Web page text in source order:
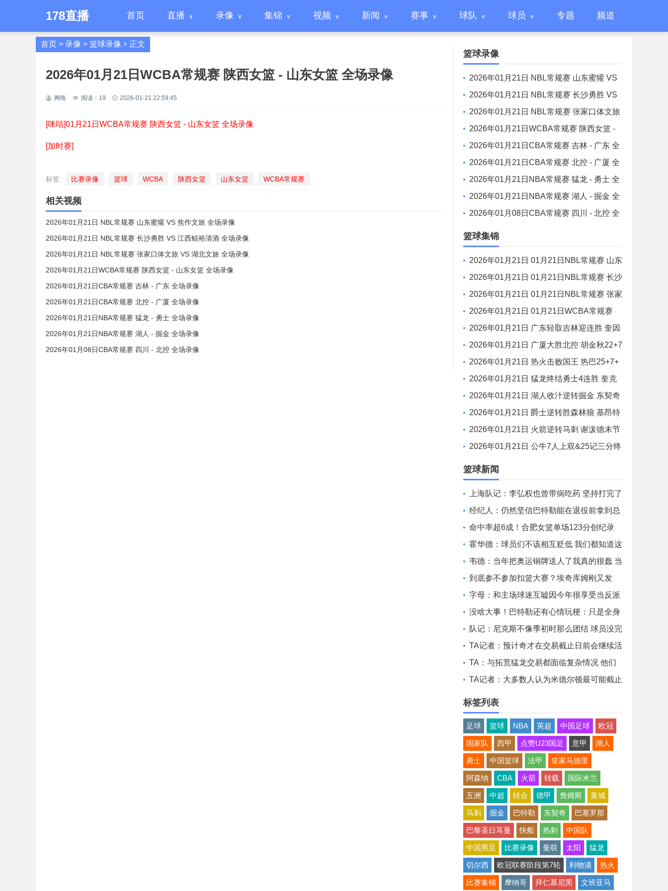
178直播 首页 直播 录像 集锦 视频 新闻 赛事 球队 球员 专题 频道
首页 > 录像 > 篮球录像 正文
2026年01月21日WCBA常规赛 陕西女篮 - 山东女篮 全场录像
网络 阅读： 19 2026-01-21 22:59:45
[咪咕]01月21日WCBA常规赛 陕西女篮 - 山东女篮 全场录像
[加时赛]
标签: 比赛录像 篮球 WCBA 陕西女篮 山东女篮 WCBA常规赛
相关视频
2026年01月21日 NBL常规赛 山东蜜獾 VS 焦作文旅 全场录像
2026年01月21日 NBL常规赛 长沙勇胜 VS 江西鲸裕清酒 全场录像
2026年01月21日 NBL常规赛 张家口体文旅 VS 湖北文旅 全场录像
2026年01月21日WCBA常规赛 陕西女篮 - 山东女篮 全场录像
2026年01月21日CBA常规赛 吉林 - 广东 全场录像
2026年01月21日CBA常规赛 北控 - 广厦 全场录像
2026年01月21日NBA常规赛 猛龙 - 勇士 全场录像
2026年01月21日NBA常规赛 湖人 - 掘金 全场录像
2026年01月08日CBA常规赛 四川 - 北控 全场录像
篮球录像
2026年01月21日 NBL常规赛 山东蜜獾 VS
焦作文旅 全场录像
2026年01月21日 NBL常规赛 长沙勇胜 VS
江西鲸裕清酒 全场录像
2026年01月21日 NBL常规赛 张家口体文旅
VS 湖北文旅 全场录像
2026年01月21日WCBA常规赛 陕西女篮 -
山东女篮 全场录像
2026年01月21日CBA常规赛 吉林 - 广东 全
场录像
2026年01月21日CBA常规赛 北控 - 广厦 全
场录像
2026年01月21日NBA常规赛 猛龙 - 勇士 全
场录像
2026年01月21日NBA常规赛 湖人 - 掘金 全
场录像
2026年01月08日CBA常规赛 四川 - 北控 全
场录像
篮球集锦
2026年01月21日 01月21日NBL常规赛 山东
蜜獾 94 - 101 焦作文旅 全场集锦
2026年01月21日 01月21日NBL常规赛 长沙
勇胜 96 - 108 江西鲸裕清酒 全场集锦
2026年01月21日 01月21日NBL常规赛 张家
口体文旅 75 - 97 湖北文旅 全场集锦
2026年01月21日 01月21日WCBA常规赛
陕西女篮 77 - 103 山东女篮 全场集锦
2026年01月21日 广东轻取吉林迎连胜 奎因
42+7+8 徐杰15+6 姜伟泽27分
2026年01月21日 广厦大胜北控 胡金秋22+7
布朗26+6 廖三宁9中3
2026年01月21日 热火击败国王 热巴25+7+
5 威少22+6+6失误 德罗赞两度引冲突
2026年01月21日 猛龙终结勇士4连胜 奎克
利平最高40分 库里16中6 库明加20分
2026年01月21日 湖人收汁逆转掘金 东契奇
38+13+10 老詹准三双 穆雷下半场2分
2026年01月21日 爵士逆转胜森林狼 基昂特
·乔治生涯新高43分 爱德华兹38+8
2026年01月21日 火箭逆转马刺 谢泼德末节
12分 申京准三双&KD18+7 文班21中5
2026年01月21日 公牛7人上双&25记三分终
结快船6连胜 哈登25中9 科林斯23分
篮球新闻
上海队记：李弘权也曾带病吃药 坚持打完了
山西和广东的两连客
经纪人：仍然坚信巴特勒能在退役前拿到总
冠军 他会迎接挑战！
命中率超6成！合肥女篮单场123分创纪录
刷新联赛近12年单场新高
霍华德：球员们不该相互贬低 我们都知道这
一路走来有多不容易
韦德：当年把奥运铜牌送人了我真的很蠢 当
时我们被灌输唯金牌论
到底参不参加扣篮大赛？埃奇库姆刚又发
文：我和马克西可能会参加
字母：和主场球迷互嘘因今年很享受当反派
不知道能否留队
没啥大事！巴特勒还有心情玩梗：只是全身
酸痛 我很快就会回来！
队记：尼克斯不像季初时那么团结 球员没完
全接受面包体系的角色
TA记者：预计奇才在交易截止日前会继续活
跃 他们愿意接手大合同
TA：与拓荒猛龙交易都面临复杂情况 他们
想清薪资空间且提高战力
TA记者：大多数人认为米德尔顿最可能截止
日后留队 成为买断候选
标签列表
足球 篮球 NBA 英超 中国足球 欧冠
国家队 西甲 点赞U23国足 意甲 湖人
勇士 中国篮球 法甲 皇家马德里
阿森纳 CBA 火箭 转载 国际米兰
五洲 中超 转会 德甲 詹姆斯 曼城
马刺 掘金 巴特勒 东契奇 巴塞罗那
巴黎圣日耳曼 快船 热刺 中国队
中国男足 比赛录像 曼联 太阳 猛龙
切尔西 欧冠联赛阶段第7轮 利物浦 热火
比赛集锦 摩纳哥 拜仁慕尼黑 文班亚马